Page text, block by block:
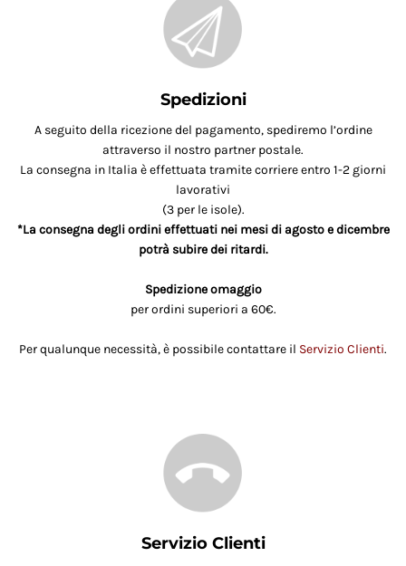
Spedizioni
A seguito della ricezione del pagamento, spediremo l’ordine
attraverso il nostro partner postale.
La consegna in Italia è effettuata tramite corriere entro 1-2 giorni
lavorativi
(3 per le isole).
*La consegna degli ordini effettuati nei mesi di agosto e dicembre
potrà subire dei ritardi.
Spedizione omaggio
per ordini superiori a 60€.
Per qualunque necessità, è possibile contattare il Servizio Clienti.
Servizio Clienti